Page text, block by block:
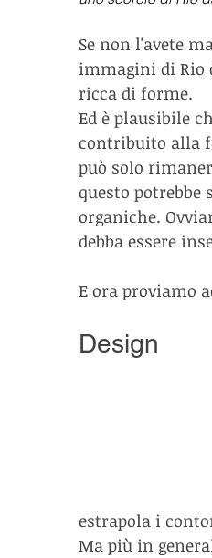
Se non l'avete
immagini di Rio
ricca di forme.
Ed è plausibile
contribuito alla
può solo
questo
organiche.
debba essere
E ora proviamo
Design
estrapola i
Ma più in